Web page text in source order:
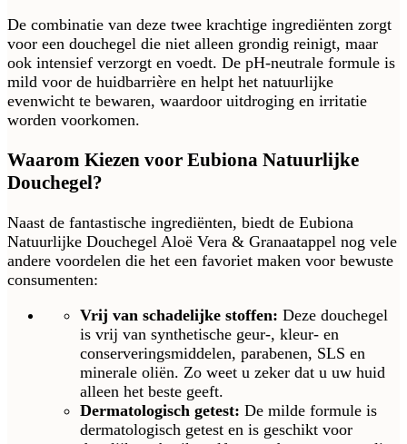
De combinatie van deze twee krachtige ingrediënten zorgt
voor een douchegel die niet alleen grondig reinigt, maar
ook intensief verzorgt en voedt. De pH-neutrale formule is
mild voor de huidbarrière en helpt het natuurlijke
evenwicht te bewaren, waardoor uitdroging en irritatie
worden voorkomen.
Waarom Kiezen voor Eubiona Natuurlijke
Douchegel?
Naast de fantastische ingrediënten, biedt de Eubiona
Natuurlijke Douchegel Aloë Vera & Granaatappel nog vele
andere voordelen die het een favoriet maken voor bewuste
consumenten:
Vrij van schadelijke stoffen: Deze douchegel
is vrij van synthetische geur-, kleur- en
conserveringsmiddelen, parabenen, SLS en
minerale oliën. Zo weet u zeker dat u uw huid
alleen het beste geeft.
Dermatologisch getest: De milde formule is
dermatologisch getest en is geschikt voor